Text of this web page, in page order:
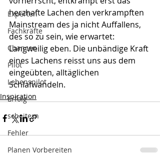
Experten
Fachkräfte
Chancen
Pilot
Lebenspilot
Erfolg
scheitern
Fehler
Planen Vorbereiten
herzhafte Lachen den verkrampften
Mainstream des ja nicht Auffallens,
des so zu sein, wie erwartet:
Langweilig eben. Die unbändige Kraft
eines Lachens reisst uns aus dem
eingeübten, alltäglichen
Schlafwandeln.
Inspiration